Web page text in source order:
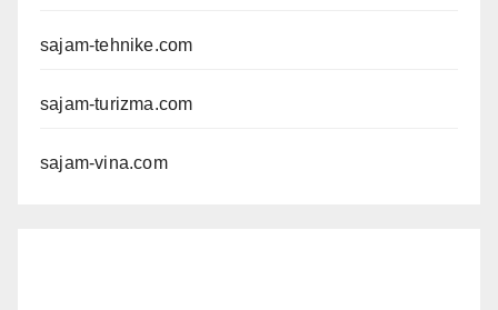
sajam-tehnike.com
sajam-turizma.com
sajam-vina.com